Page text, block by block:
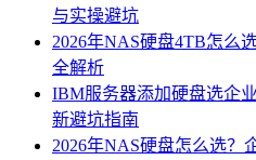
与实操避坑
2026年NAS硬盘4TB怎么
全解析
IBM服务器添加硬盘选企
新避坑指南
2026年NAS硬盘怎么选？